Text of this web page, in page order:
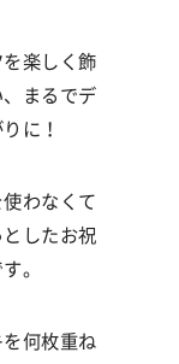
楽しく飾
まるでデ
に！
わなくて
したお祝
。
何枚重ね